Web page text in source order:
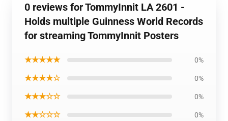
0 reviews for TommyInnit LA 2601 -
Holds multiple Guinness World Records
for streaming TommyInnit Posters
★★★★★ 0%
★★★★☆ 0%
★★★☆☆ 0%
★★☆☆☆ 0%